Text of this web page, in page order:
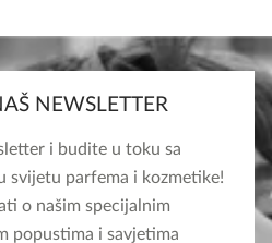
NEWSLETTER
i budite u toku sa
svijetu parfema i kozmetike!
o našim specijalnim
popustima i savjetima